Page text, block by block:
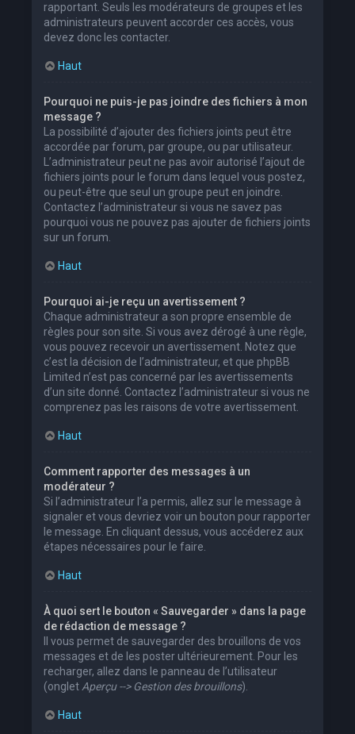
rapportant. Seuls les modérateurs de groupes et les
administrateurs peuvent accorder ces accès, vous
devez donc les contacter.
Haut
Pourquoi ne puis-je pas joindre des fichiers à mon
message ?
La possibilité d’ajouter des fichiers joints peut être
accordée par forum, par groupe, ou par utilisateur.
L’administrateur peut ne pas avoir autorisé l’ajout de
fichiers joints pour le forum dans lequel vous postez,
ou peut-être que seul un groupe peut en joindre.
Contactez l’administrateur si vous ne savez pas
pourquoi vous ne pouvez pas ajouter de fichiers joints
sur un forum.
Haut
Pourquoi ai-je reçu un avertissement ?
Chaque administrateur a son propre ensemble de
règles pour son site. Si vous avez dérogé à une règle,
vous pouvez recevoir un avertissement. Notez que
c’est la décision de l’administrateur, et que phpBB
Limited n’est pas concerné par les avertissements
d’un site donné. Contactez l’administrateur si vous ne
comprenez pas les raisons de votre avertissement.
Haut
Comment rapporter des messages à un
modérateur ?
Si l’administrateur l’a permis, allez sur le message à
signaler et vous devriez voir un bouton pour rapporter
le message. En cliquant dessus, vous accéderez aux
étapes nécessaires pour le faire.
Haut
À quoi sert le bouton « Sauvegarder » dans la page
de rédaction de message ?
Il vous permet de sauvegarder des brouillons de vos
messages et de les poster ultérieurement. Pour les
recharger, allez dans le panneau de l’utilisateur
(onglet Aperçu --> Gestion des brouillons).
Haut